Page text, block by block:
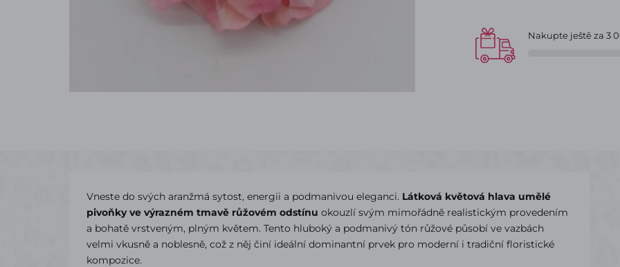
Nakupte ještě za 3
Vneste do svých aranžmá sytost, energii a podmanivou eleganci. Látková květová hlava umělé
pivoňky ve výrazném tmavě růžovém odstínu okouzlí svým mimořádně realistickým provedením
a bohatě vrstveným, plným květem. Tento hluboký a podmanivý tón růžové působí ve vazbách
velmi vkusně a noblesně, což z něj činí ideální dominantní prvek pro moderní i tradiční floristické
kompozice.